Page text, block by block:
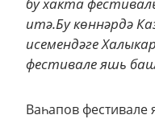
итә.Бу көннәрдә
исемендәге
фестивале яшь
Ваһапов